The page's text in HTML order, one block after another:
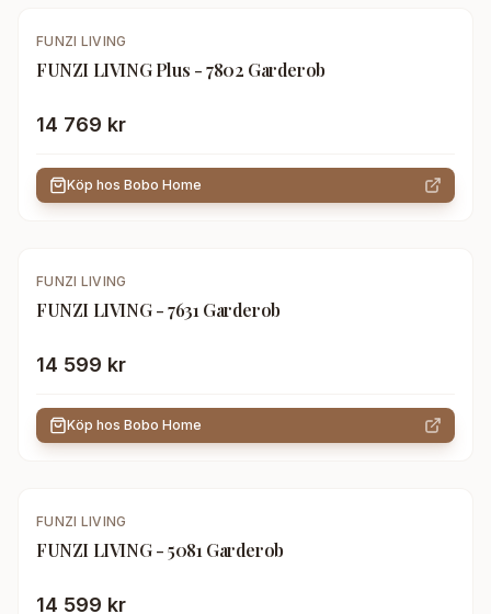
FUNZI LIVING
FUNZI LIVING Plus - 7802 Garderob
14 769 kr
Köp hos Bobo Home
FUNZI LIVING
FUNZI LIVING - 7631 Garderob
14 599 kr
Köp hos Bobo Home
FUNZI LIVING
FUNZI LIVING - 5081 Garderob
14 599 kr